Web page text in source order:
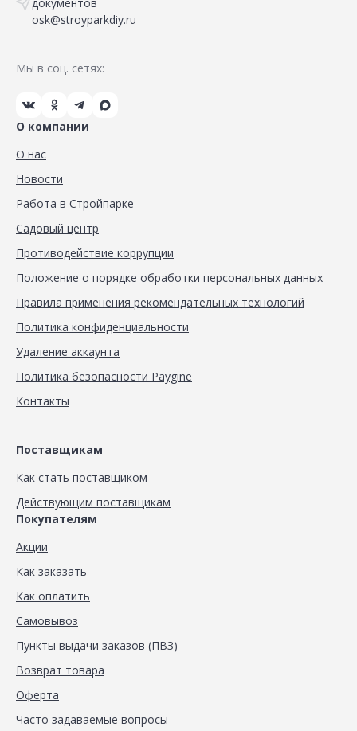
osk@stroyparkdiy.ru
Мы в соц. сетях:
О компании
О нас
Новости
Работа в Стройпарке
Садовый центр
Противодействие коррупции
Положение о порядке обработки персональных данных
Правила применения рекомендательных технологий
Политика конфиденциальности
Удаление аккаунта
Политика безопасности Paygine
Контакты
Поставщикам
Как стать поставщиком
Действующим поставщикам
Покупателям
Акции
Как заказать
Как оплатить
Самовывоз
Пункты выдачи заказов (ПВЗ)
Возврат товара
Оферта
Часто задаваемые вопросы